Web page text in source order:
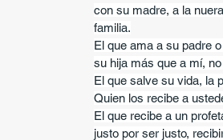
con su madre, a la
familia.
El que ama a su padre
su hija más que a mí,
El que salve su vida, la
Quien los recibe a
El que recibe a un
justo por ser justo,